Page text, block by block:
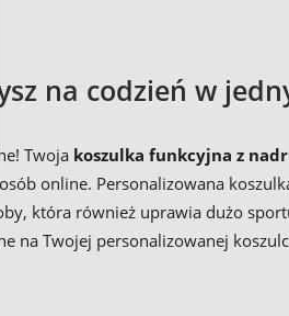
na codzień w
Twoja koszulka funkcyjna z
online. Personalizowana
która również uprawia dużo
na Twojej personalizowanej